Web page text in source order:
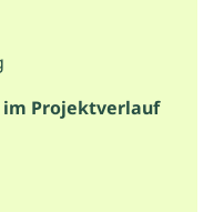
im Projektverlauf